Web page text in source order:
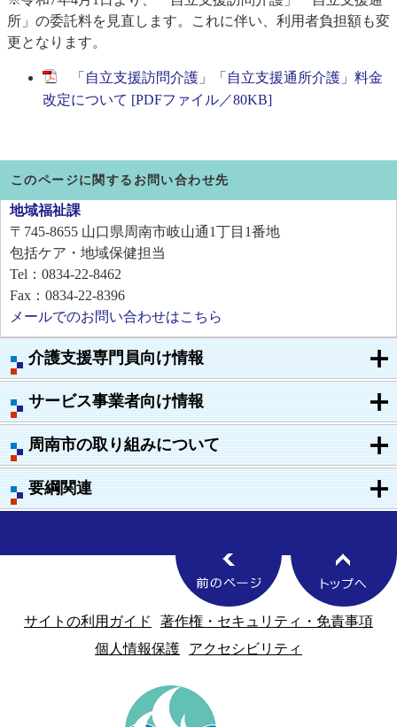
介護支援専門員向け情報
サービス事業者向け情報
周南市の取り組みについて
要綱関連
所」の委託料を見直します。これに伴い、利用者負担額も変
更となります。
「自立支援訪問介護」「自立支援通所介護」料金
改定について [PDFファイル／80KB]
このページに関するお問い合わせ先
地域福祉課
〒745-8655 山口県周南市岐山通1丁目1番地
包括ケア・地域保健担当
Tel：0834-22-8462
Fax：0834-22-8396
メールでのお問い合わせはこちら
サイトの利用ガイド
著作権・セキュリティ・免責事項
個人情報保護
アクセシビリティ